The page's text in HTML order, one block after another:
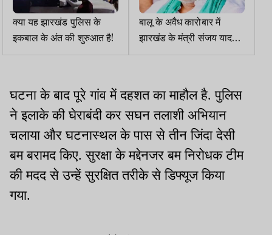
क्या यह झारखंड पुलिस के
इकबाल के अंत की शुरुआत है!
बालू के अवैध कारोबार में
झारखंड के मंत्री संजय यादव
पर बिहार में आरोप तय
घटना के बाद पूरे गांव में दहशत का माहौल है. पुलिस
ने इलाके की घेराबंदी कर सघन तलाशी अभियान
चलाया और घटनास्थल के पास से तीन जिंदा देसी
बम बरामद किए. सुरक्षा के मद्देनजर बम निरोधक टीम
की मदद से उन्हें सुरक्षित तरीके से डिफ्यूज किया
गया.